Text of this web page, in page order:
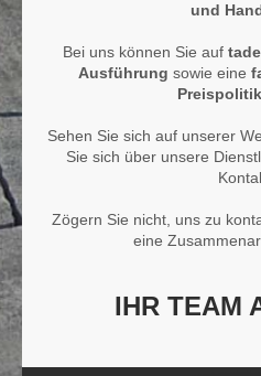
und
Bei uns können Sie auf
Ausführung sowie eine
Preispolitik
Sehen Sie sich auf unserer
Sie sich über unsere
Zögern Sie nicht, uns zu
eine
IHR TEAM